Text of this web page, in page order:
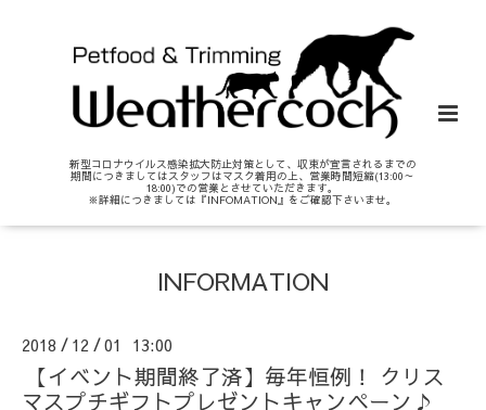
新型コロナウイルス感染拡大防止対策として、収束が宣言されるまでの
期間につきましてはスタッフはマスク着用の上、営業時間短縮(13:00～
18:00)での営業とさせていただきます。
※詳細につきましては『INFOMATION』をご確認下さいませ。
INFORMATION
2018 / 12 /01 13:00
【イベント期間終了済】毎年恒例！ クリス
マスプチギフトプレゼントキャンペーン♪